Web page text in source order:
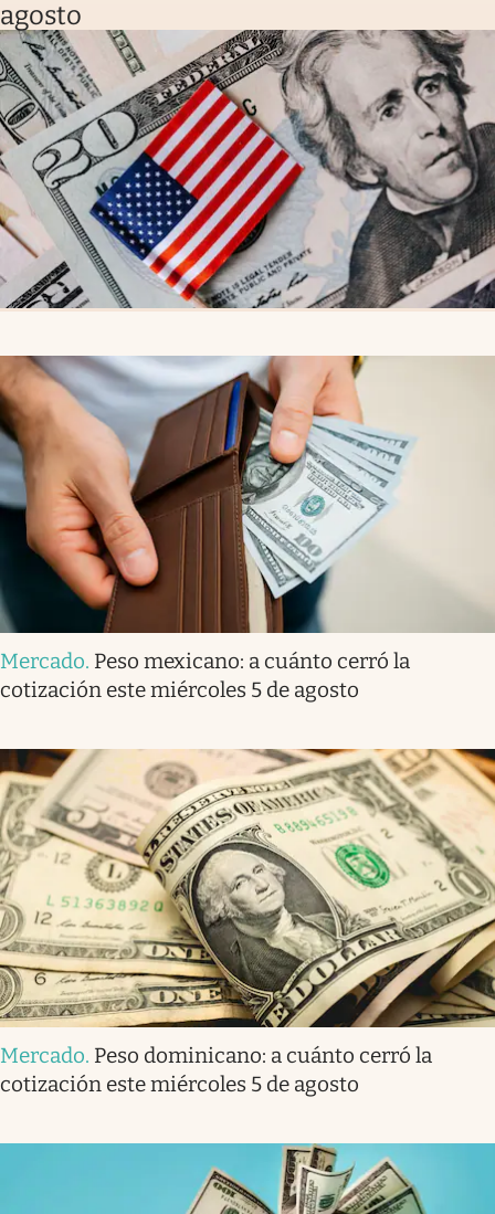
agosto
Mercado. Peso mexicano: a cuánto cerró la
cotización este miércoles 5 de agosto
Mercado. Peso dominicano: a cuánto cerró la
cotización este miércoles 5 de agosto